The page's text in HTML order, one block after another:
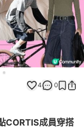
4 0
CORTIS成員穿搭